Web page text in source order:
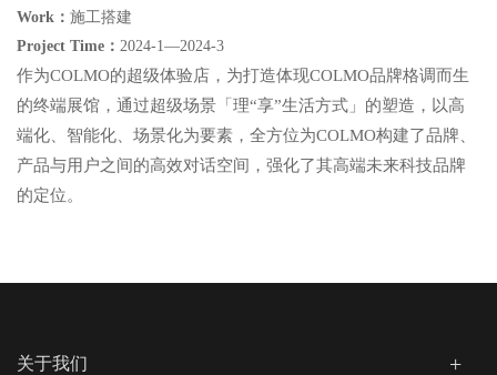
Work： 施工搭建
Project Time： 2024-1—2024-3
作为COLMO的超级体验店，为打造体现COLMO品牌格调而生
的终端展馆，通过超级场景「理“享”生活方式」的塑造，以高
端化、智能化、场景化为要素，全方位为COLMO构建了品牌、
产品与用户之间的高效对话空间，强化了其高端未来科技品牌
的定位。
关于我们